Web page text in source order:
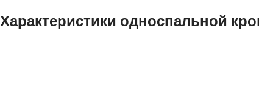
Характеристики односпальной